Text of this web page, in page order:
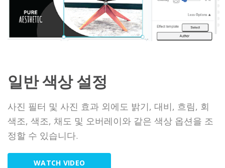
일반 색상 설정
사진 필터 및 사진 효과 외에도 밝기, 대비, 흐림, 회
색조, 색조, 채도 및 오버레이와 같은 색상 옵션을 조
정할 수 있습니다.
WATCH VIDEO